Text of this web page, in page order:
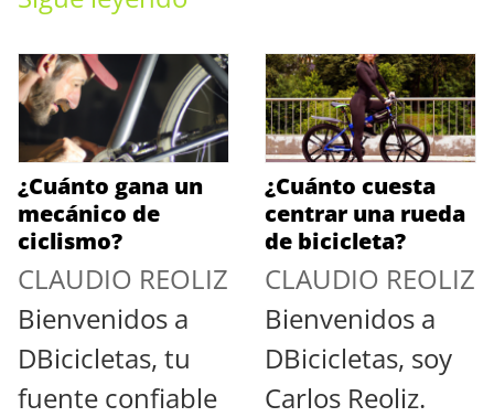
¿Cuánto gana un
mecánico de
ciclismo?
CLAUDIO REOLIZ
Bienvenidos a
DBicicletas, tu
fuente confiable
¿Cuánto cuesta
centrar una rueda
de bicicleta?
CLAUDIO REOLIZ
Bienvenidos a
DBicicletas, soy
Carlos Reoliz.